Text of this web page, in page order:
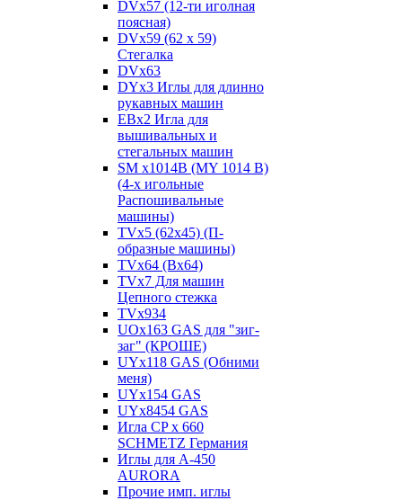
DVx57 (12-ти иголная
поясная)
DVx59 (62 x 59)
Стегалка
DVx63
DYx3 Иглы для длинно
рукавных машин
EBx2 Игла для
вышивальных и
стегальных машин
SM x1014B (MY 1014 B)
(4-х игольные
Распошивальные
машины)
TVх5 (62х45) (П-
образные машины)
TVх64 (Вх64)
TVх7 Для машин
Цепного стежка
TVх934
UOx163 GAS для "зиг-
заг" (КРОШЕ)
UYx118 GAS (Обними
меня)
UYx154 GAS
UYx8454 GAS
Игла CP х 660
SCHMETZ Германия
Иглы для А-450
AURORA
Прочие имп. иглы